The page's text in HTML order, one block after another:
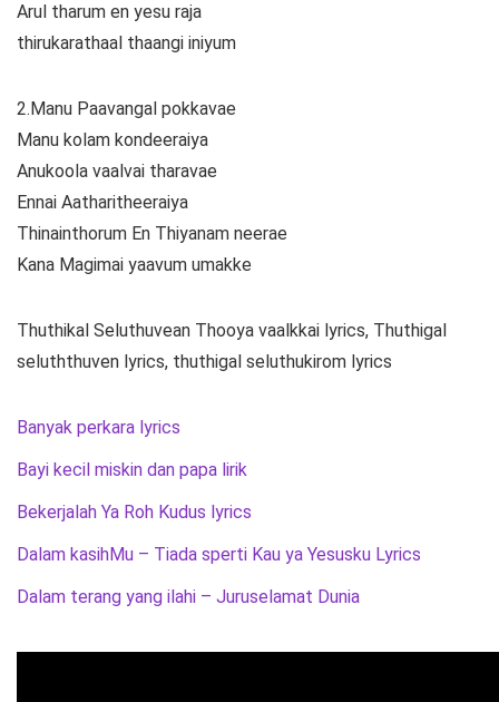
Arul tharum en yesu raja
thirukarathaal thaangi iniyum
2.Manu Paavangal pokkavae
Manu kolam kondeeraiya
Anukoola vaalvai tharavae
Ennai Aatharitheeraiya
Thinainthorum En Thiyanam neerae
Kana Magimai yaavum umakke
Thuthikal Seluthuvean Thooya vaalkkai lyrics, Thuthigal
seluththuven lyrics, thuthigal seluthukirom lyrics
Banyak perkara lyrics
Bayi kecil miskin dan papa lirik
Bekerjalah Ya Roh Kudus lyrics
Dalam kasihMu – Tiada sperti Kau ya Yesusku Lyrics
Dalam terang yang ilahi – Juruselamat Dunia